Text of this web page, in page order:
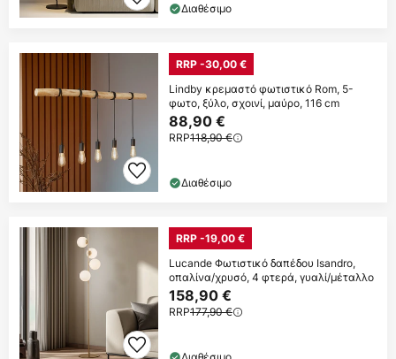
Διαθέσιμο
RRP -30,00 €
Lindby κρεμαστό φωτιστικό Rom, 5-
φωτο, ξύλο, σχοινί, μαύρο, 116 cm
88,90 €
RRP118,90 €
Διαθέσιμο
RRP -19,00 €
Lucande Φωτιστικό δαπέδου Isandro,
οπαλίνα/χρυσό, 4 φτερά, γυαλί/μέταλλο
158,90 €
RRP177,90 €